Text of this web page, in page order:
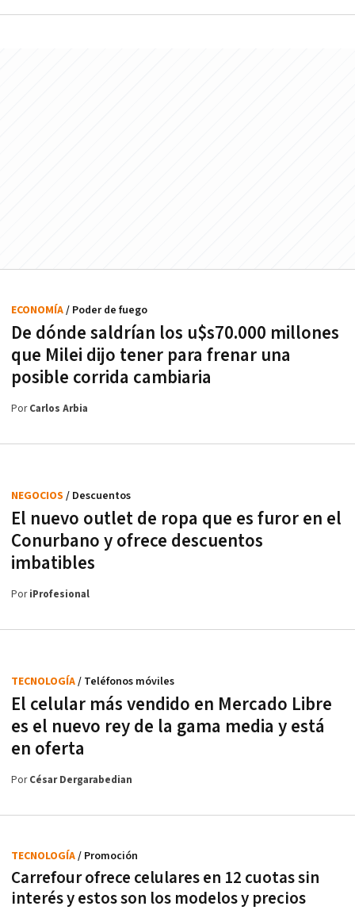
De dónde saldrían los u$s70.000 millones
que Milei dijo tener para frenar una
posible corrida cambiaria
ECONOMÍA/ Poder de fuego
PorCarlos Arbia
El nuevo outlet de ropa que es furor en el
Conurbano y ofrece descuentos
imbatibles
NEGOCIOS / Descuentos
PoriProfesional
El celular más vendido en Mercado Libre
es el nuevo rey de la gama media y está
en oferta
TECNOLOGÍA/ Teléfonos móviles
PorCésar Dergarabedian
Carrefour ofrece celulares en 12 cuotas sin
interés y estos son los modelos y precios
TECNOLOGÍA/ Promoción